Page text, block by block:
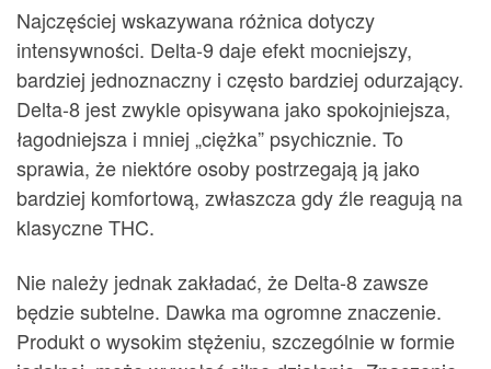
Najczęściej wskazywana różnica dotyczy
intensywności. Delta-9 daje efekt mocniejszy,
bardziej jednoznaczny i często bardziej odurzający.
Delta-8 jest zwykle opisywana jako spokojniejsza,
łagodniejsza i mniej „ciężka” psychicznie. To
sprawia, że niektóre osoby postrzegają ją jako
bardziej komfortową, zwłaszcza gdy źle reagują na
klasyczne THC.
Nie należy jednak zakładać, że Delta-8 zawsze
będzie subtelne. Dawka ma ogromne znaczenie.
Produkt o wysokim stężeniu, szczególnie w formie